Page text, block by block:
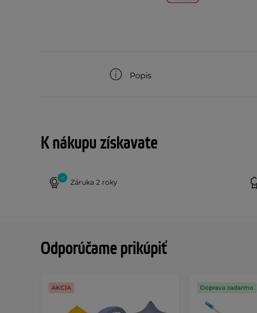
Popis
K nákupu získavate
Záruka 2 roky
Odporúčame prikúpiť
AKCIA Doprava zadarmo